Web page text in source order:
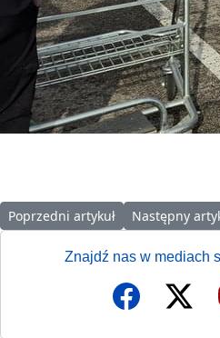
Poprzedni artykuł: Zapraszamy
Poprzedni artykuł Następny
Następny
Znajdź nas w mediach